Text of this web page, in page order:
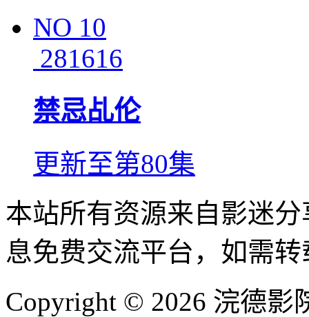
NO 10
281616
禁忌乩伦
更新至第80集
本站所有资源来自影迷
息免费交流平台，如需
Copyright © 2026 浣德影